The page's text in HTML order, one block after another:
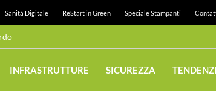
Sanità Digitale ReStart in Green Speciale Stampanti
INFRASTRUTTURE SICUREZZA